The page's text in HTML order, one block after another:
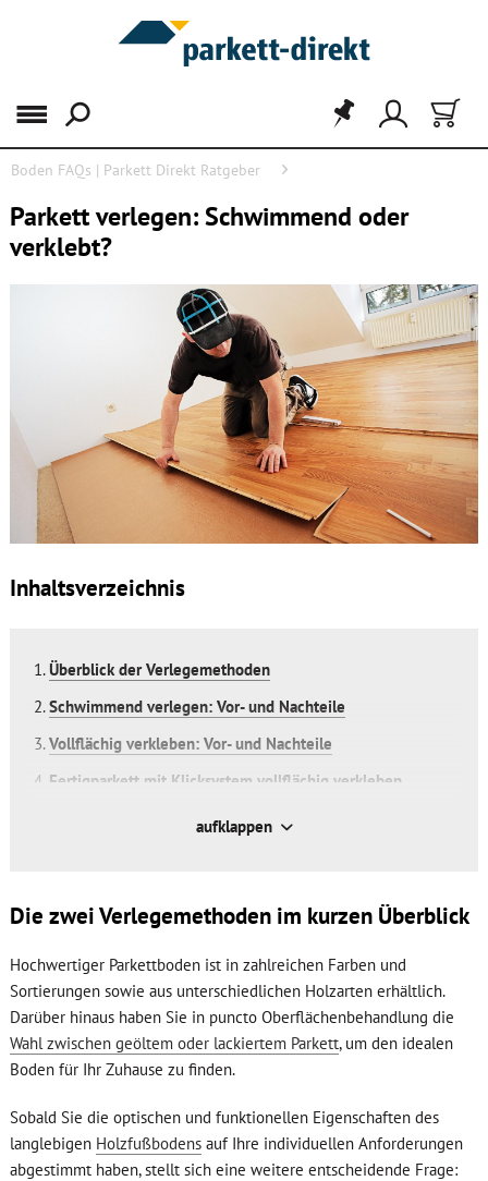
Menü
Boden FAQs | Parkett Direkt Ratgeber
Parkett verlegen: Schwimmend verlegen oder verkleben?
Parkett verlegen: Schwimmend oder
verklebt?
Inhaltsverzeichnis
Überblick der Verlegemethoden
Schwimmend verlegen: Vor- und Nachteile
Vollflächig verkleben: Vor- und Nachteile
Fertigparkett mit Klicksystem vollflächig verkleben
aufklappen
Die zwei Verlegemethoden im kurzen Überblick
Hochwertiger Parkettboden ist in zahlreichen Farben und
Sortierungen sowie aus unterschiedlichen Holzarten erhältlich.
Darüber hinaus haben Sie in puncto Oberflächenbehandlung die
Wahl zwischen geöltem oder lackiertem Parkett, um den idealen
Boden für Ihr Zuhause zu finden.
Sobald Sie die optischen und funktionellen Eigenschaften des
langlebigen Holzfußbodens auf Ihre individuellen Anforderungen
abgestimmt haben, stellt sich eine weitere entscheidende Frage: